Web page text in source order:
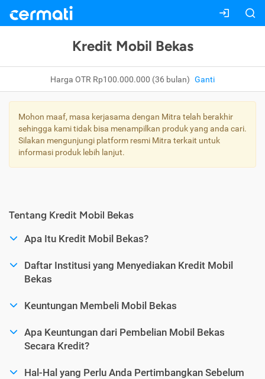
Kredit Mobil Bekas
Harga OTR Rp100.000.000 (36 bulan) Ganti
Mohon maaf, masa kerjasama dengan Mitra telah berakhir
sehingga kami tidak bisa menampilkan produk yang anda cari.
Silakan mengunjungi platform resmi Mitra terkait untuk
informasi produk lebih lanjut.
Tentang Kredit Mobil Bekas
Apa Itu Kredit Mobil Bekas?
Daftar Institusi yang Menyediakan Kredit Mobil
Bekas
Keuntungan Membeli Mobil Bekas
Apa Keuntungan dari Pembelian Mobil Bekas
Secara Kredit?
Hal-Hal yang Perlu Anda Pertimbangkan Sebelum